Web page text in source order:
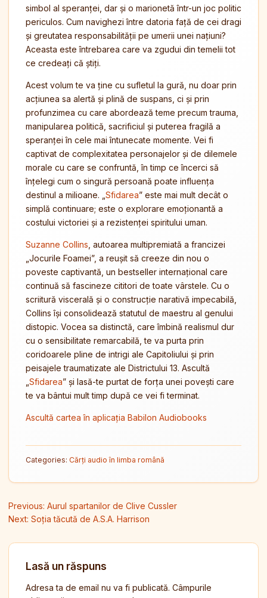
simbol al speranței, dar și o marionetă într-un joc politic
periculos. Cum navighezi între datoria față de cei dragi
și greutatea responsabilității pe umerii unei națiuni?
Aceasta este întrebarea care va zgudui din temelii tot
ce credeați că știți.
Acest volum te va ține cu sufletul la gură, nu doar prin
acțiunea sa alertă și plină de suspans, ci și prin
profunzimea cu care abordează teme precum trauma,
manipularea politică, sacrificiul și puterea fragilă a
speranței în cele mai întunecate momente. Vei fi
captivat de complexitatea personajelor și de dilemele
morale cu care se confruntă, în timp ce încerci să
înțelegi cum o singură persoană poate influența
destinul a milioane. „ Sfidarea” este mai mult decât o
simplă continuare; este o explorare emoționantă a
costului victoriei și a rezistenței spiritului uman.
Suzanne Collins , autoarea multipremiată a francizei
„Jocurile Foamei”, a reușit să creeze din nou o
poveste captivantă, un bestseller internațional care
continuă să fascineze cititori de toate vârstele. Cu o
scriitură viscerală și o construcție narativă impecabilă,
Collins își consolidează statutul de maestru al genului
distopic. Vocea sa distinctă, care îmbină realismul dur
cu o sensibilitate remarcabilă, te va purta prin
coridoarele pline de intrigi ale Capitoliului și prin
peisajele traumatizate ale Districtului 13. Ascultă
Sfidarea” și lasă-te purtat de forța unei povești care
te va bântui mult timp după ce vei fi terminat.
Ascultă cartea în aplicația Babilon Audiobooks
Categories: Cărți audio în limba română
Navigare în articole
Previous: Aurul spartanilor de Clive Cussler
Next: Soția tăcută de A.S.A. Harrison
Lasă un răspuns
Adresa ta de email nu va fi publicată. Câmpurile